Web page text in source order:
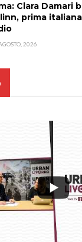
Clara Damari
prima
2026